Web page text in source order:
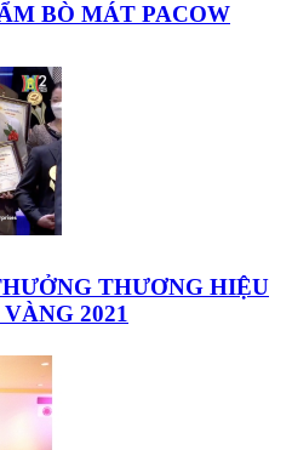
BÒ MÁT PACOW
THƯƠNG HIỆU
2021